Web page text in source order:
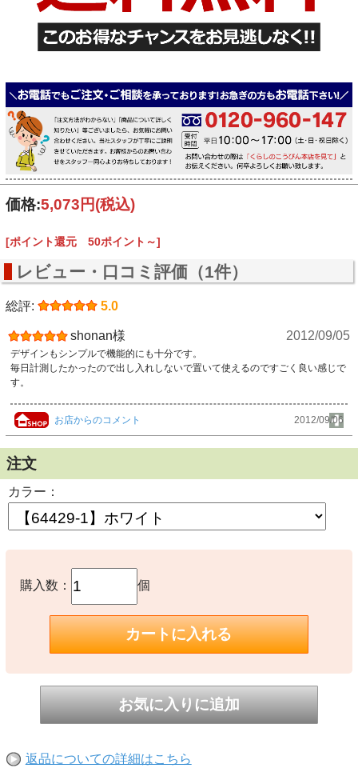
価格:5,073円(税込)
[ポイント還元 50ポイント～]
レビュー・口コミ評価（1件）
総評: 5.0
shonan様 2012/09/05
デザインもシンプルで機能的にも十分です。
毎日計測したかったので出し入れしないで置いて使えるのですごく良い感じで
す。
お店からのコメント 2012/09/06
注文
カラー：
購入数： 個
返品についての詳細はこちら